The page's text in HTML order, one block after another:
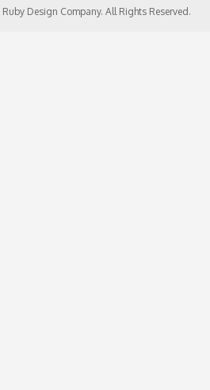
Design Company. All Rights Reserved.